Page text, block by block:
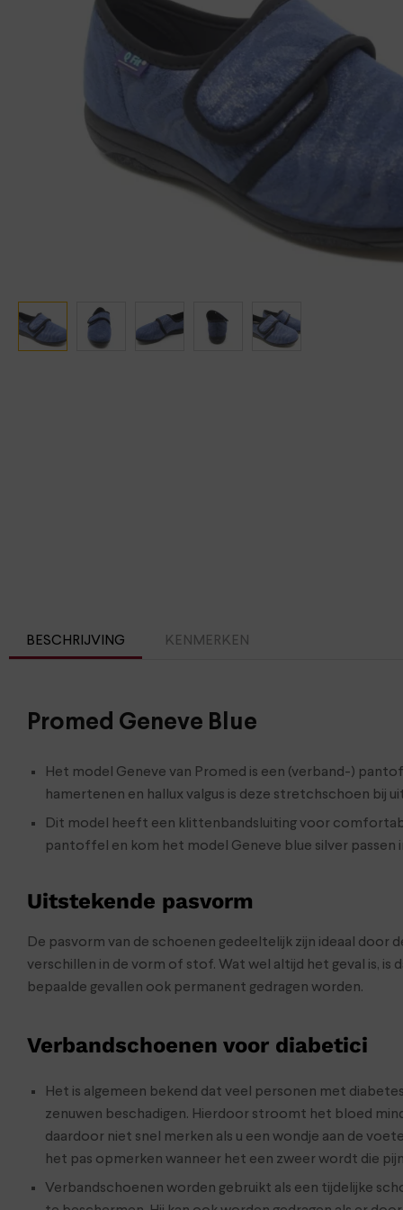
Pantoffels
Verbandschoenen (externe website)
Lowa
BESCHRIJVING KENMERKEN
Promed Geneve Blue
Het model Geneve van Promed is een (verband-)
hamertenen en hallux valgus is deze stretchschoen bij
Dit model heeft een klittenbandsluiting voor
pantoffel en kom het model Geneve blue silver passen
Uitstekende pasvorm
De pasvorm van de schoenen gedeeltelijk zijn ideaal door
verschillen in de vorm of stof. Wat wel altijd het geval is,
bepaalde gevallen ook permanent gedragen worden.
Verbandschoenen voor diabetici
Het is algemeen bekend dat veel personen met
zenuwen beschadigen. Hierdoor stroomt het bloed
daardoor niet snel merken als u een wondje aan de
het pas opmerken wanneer het een zweer wordt die
Verbandschoenen worden gebruikt als een tijdelijke